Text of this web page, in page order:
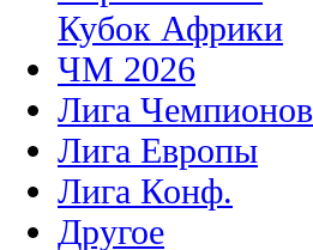
Кубок Африки
ЧМ 2026
Лига Чемпионов
Лига Европы
Лига Конф.
Другое